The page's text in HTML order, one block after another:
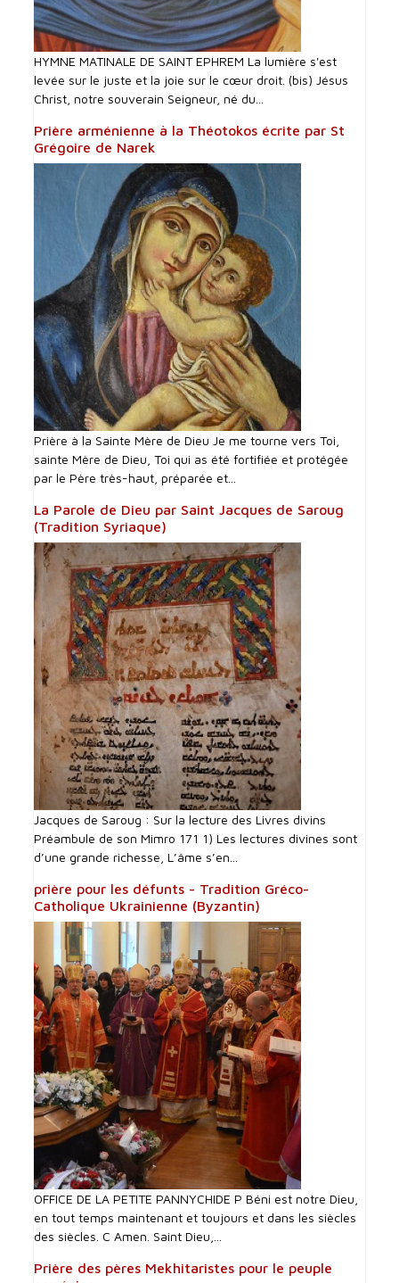
HYMNE MATINALE DE SAINT EPHREM La lumière s'est
levée sur le juste et la joie sur le cœur droit. (bis) Jésus
Christ, notre souverain Seigneur, né du...
Prière arménienne à la Théotokos écrite par St
Grégoire de Narek
Prière à la Sainte Mère de Dieu Je me tourne vers Toi,
sainte Mère de Dieu, Toi qui as été fortifiée et protégée
par le Père très-haut, préparée et...
La Parole de Dieu par Saint Jacques de Saroug
(Tradition Syriaque)
Jacques de Saroug : Sur la lecture des Livres divins
Préambule de son Mimro 171 1) Les lectures divines sont
d’une grande richesse, L’âme s’en...
prière pour les défunts - Tradition Gréco-
Catholique Ukrainienne (Byzantin)
OFFICE DE LA PETITE PANNYCHIDE P Béni est notre Dieu,
en tout temps maintenant et toujours et dans les siècles
des siècles. C Amen. Saint Dieu,...
Prière des pères Mekhitaristes pour le peuple